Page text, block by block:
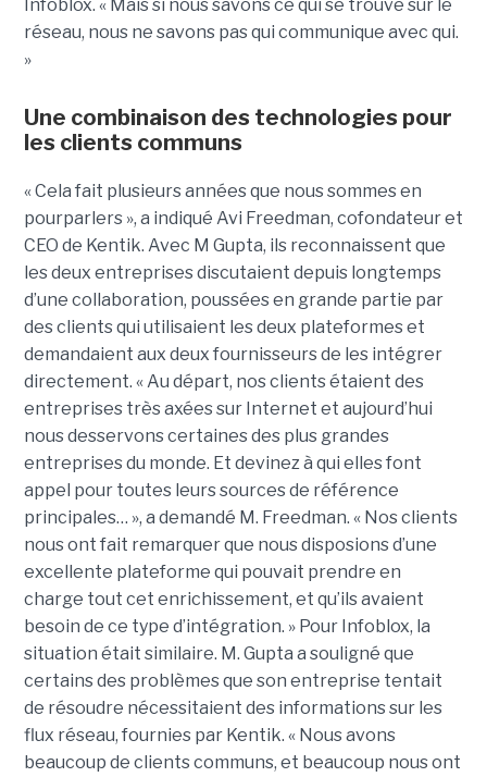
Infoblox. « Mais si nous savons ce qui se trouve sur le
réseau, nous ne savons pas qui communique avec qui.
»
Une combinaison des technologies pour
les clients communs
« Cela fait plusieurs années que nous sommes en
pourparlers », a indiqué Avi Freedman, cofondateur et
CEO de Kentik. Avec M Gupta, ils reconnaissent que
les deux entreprises discutaient depuis longtemps
d’une collaboration, poussées en grande partie par
des clients qui utilisaient les deux plateformes et
demandaient aux deux fournisseurs de les intégrer
directement. « Au départ, nos clients étaient des
entreprises très axées sur Internet et aujourd’hui
nous desservons certaines des plus grandes
entreprises du monde. Et devinez à qui elles font
appel pour toutes leurs sources de référence
principales… », a demandé M. Freedman. « Nos clients
nous ont fait remarquer que nous disposions d’une
excellente plateforme qui pouvait prendre en
charge tout cet enrichissement, et qu’ils avaient
besoin de ce type d’intégration. » Pour Infoblox, la
situation était similaire. M. Gupta a souligné que
certains des problèmes que son entreprise tentait
de résoudre nécessitaient des informations sur les
flux réseau, fournies par Kentik. « Nous avons
beaucoup de clients communs, et beaucoup nous ont